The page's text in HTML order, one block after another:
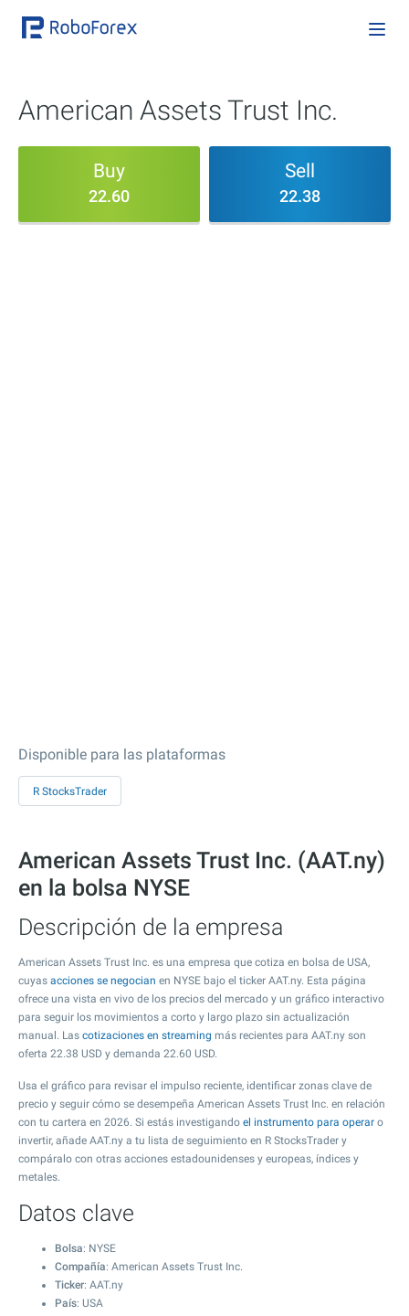
American Assets Trust Inc.
Buy
22.60
Sell
22.38
Disponible para las plataformas
R StocksTrader
American Assets Trust Inc. (AAT.ny)
en la bolsa NYSE
Descripción de la empresa
American Assets Trust Inc. es una empresa que cotiza en bolsa de USA,
cuyas acciones se negocian en NYSE bajo el ticker AAT.ny. Esta página
ofrece una vista en vivo de los precios del mercado y un gráfico interactivo
para seguir los movimientos a corto y largo plazo sin actualización
manual. Las cotizaciones en streaming más recientes para AAT.ny son
oferta 22.38 USD y demanda 22.60 USD.
Usa el gráfico para revisar el impulso reciente, identificar zonas clave de
precio y seguir cómo se desempeña American Assets Trust Inc. en relación
con tu cartera en 2026. Si estás investigando el instrumento para operar o
invertir, añade AAT.ny a tu lista de seguimiento en R StocksTrader y
compáralo con otras acciones estadounidenses y europeas, índices y
metales.
Datos clave
Bolsa: NYSE
Compañía: American Assets Trust Inc.
Ticker: AAT.ny
País: USA